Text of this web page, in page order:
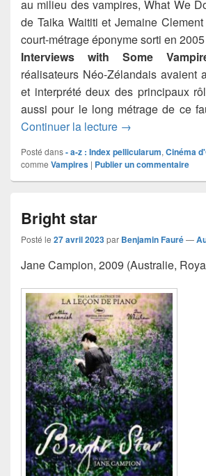
au milieu des vampires, What We
de Taika Waititi et Jemaine
court-métrage éponyme sorti en
Interviews with Some
réalisateurs Néo-Zélandais avaient
et interprété deux des principaux
aussi pour le long métrage de ce
Continuer la lecture Vampires en
→
Posté dans- a-z : Index pellicularum, Cinéma
comme Vampires | Publier un commentaire
Bright star
Posté le 27 avril 2023par Benjamin Fauré—
Jane Campion, 2009 (Australie,